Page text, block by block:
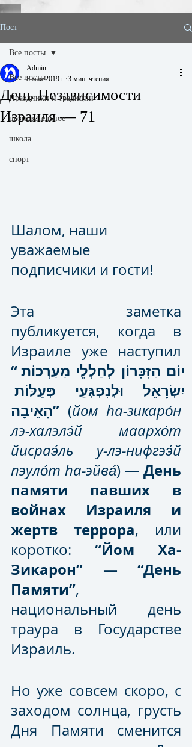
Пост
Все посты
Праздники и традиции
познавательное
школа
спорт
Все посты
День Независимости
Израиля — 71
Admin
8 мая 2019 г. 3 мин. чтения
Шалом, наши
уважаемые
подписчики и гости!
Эта заметка
публикуется, когда в
“יוֹם הַזִּכָּרוֹן לְחַלְלֵי מַעַרְכוֹת
הָאֵיבָה” (йом hа-зикаро́н
лэ-халэлэ́й маархо́т
йисраэ́ль у-лэ-нифгээ́й
пэуло́т hа-эйва́) — ‎‎ День
памяти павших в
войнах Израиля и
жертв террора, или
коротко: “Йом Ха-
Зикарон” — “День
Памяти”,
национальный день
траура в Государстве
Израиль.
Но уже совсем скоро, с
заходом солнца, грусть
Дня Памяти сменится